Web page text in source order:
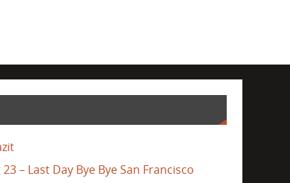
– Last Day Bye Bye San Francisco